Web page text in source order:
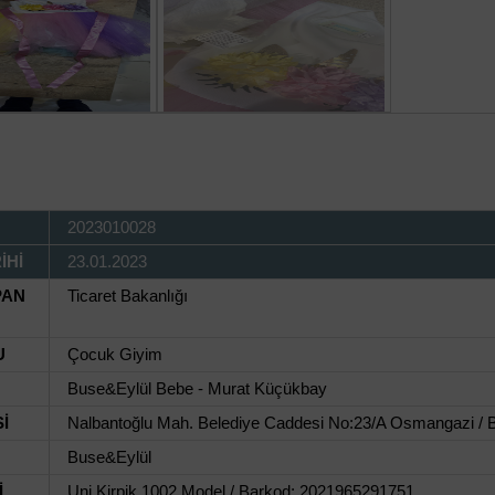
2023010028
23.01.2023
Ticaret Bakanlığı
Çocuk Giyim
Buse&Eylül Bebe - Murat Küçükbay
Nalbantoğlu Mah. Belediye Caddesi No:23/A Osmangazi /
Buse&Eylül
Uni Kirpik 1002 Model / Barkod: 2021965291751